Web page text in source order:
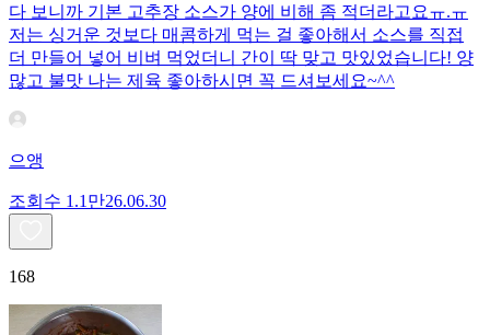
다 보니까 기본 고추장 소스가 양에 비해 좀 적더라고요ㅠ.ㅠ
저는 싱거운 것보다 매콤하게 먹는 걸 좋아해서 소스를 직접
더 만들어 넣어 비벼 먹었더니 간이 딱 맞고 맛있었습니다! 양
많고 불맛 나는 제육 좋아하시면 꼭 드셔보세요~^^
으앵
조회수 1.1만26.06.30
168